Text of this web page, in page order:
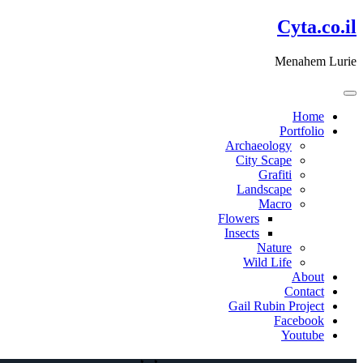
דלג
לתוכן
Cyta.co.il
Menahem Lurie
Home
Portfolio
Archaeology
City Scape
Grafiti
Landscape
Macro
Flowers
Insects
Nature
Wild Life
About
Contact
Gail Rubin Project
Facebook
Youtube